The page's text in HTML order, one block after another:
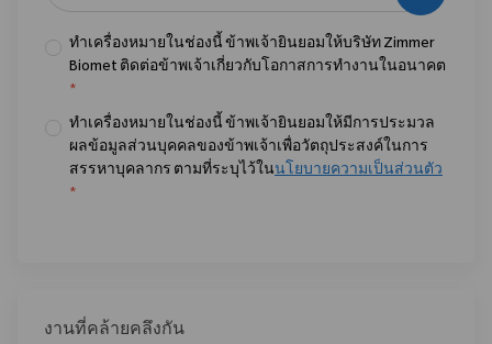
ทำเครื่องหมายในช่องนี้ ข้าพเจ้ายินยอมให้บริษัท Zimmer
Biomet ติดต่อข้าพเจ้าเกี่ยวกับโอกาสการทำงานในอนาคต
*
ทำเครื่องหมายในช่องนี้ ข้าพเจ้ายินยอมให้มีการประมวล
ผลข้อมูลส่วนบุคคลของข้าพเจ้าเพื่อวัตถุประสงค์ในการ
สรรหาบุคลากร ตามที่ระบุไว้ในนโยบายความเป็นส่วนตัว
*
งานที่คล้ายคลึงกัน